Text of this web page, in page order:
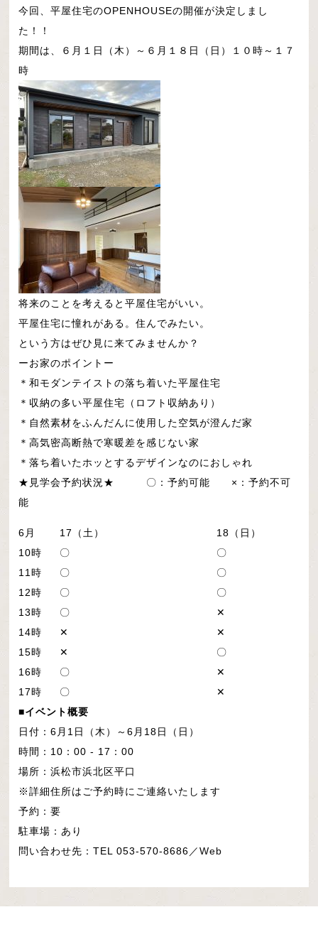
今回、平屋住宅のOPENHOUSEの開催が決定しまし
た！！
期間は、６月１日（木）～６月１８日（日）１０時～１７
時
将来のことを考えると平屋住宅がいい。
平屋住宅に憧れがある。住んでみたい。
という方はぜひ見に来てみませんか？
ーお家のポイントー
＊和モダンテイストの落ち着いた平屋住宅
＊収納の多い平屋住宅（ロフト収納あり）
＊自然素材をふんだんに使用した空気が澄んだ家
＊高気密高断熱で寒暖差を感じない家
＊落ち着いたホッとするデザインなのにおしゃれ
★見学会予約状況★ 〇：予約可能 ×：予約不可
能
6月 17（土）
18（日）
10時
〇
〇
11時
〇
〇
12時
〇
〇
13時
〇
✕
14時
✕
✕
15時
✕
〇
16時
〇
✕
17時
〇
✕
■イベント概要
日付：6月1日（木）～6月18日（日）
時間：10：00 - 17：00
場所：浜松市浜北区平口
※詳細住所はご予約時にご連絡いたします
予約：要
駐車場：あり
問い合わせ先：TEL 053-570-8686／Web